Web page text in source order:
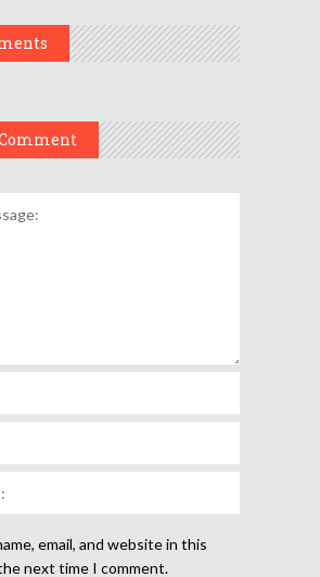
email, and website in this
next time I comment.